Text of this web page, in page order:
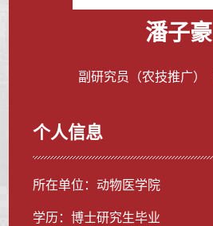
潘子豪
副研究员（农技推广
个人信息
所在单位：动物医学院
学历：博士研究生毕业